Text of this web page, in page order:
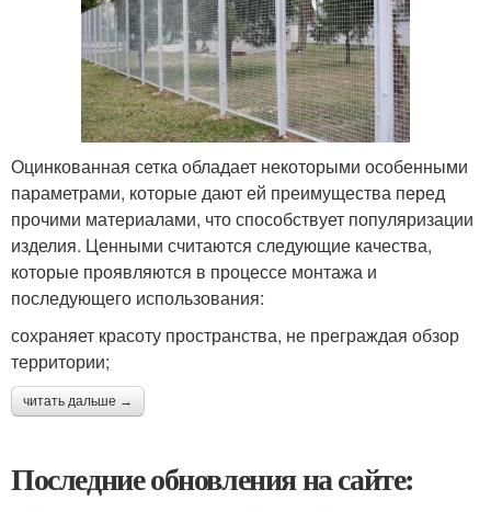
Оцинкованная сетка обладает некоторыми особенными
параметрами, которые дают ей преимущества перед
прочими материалами, что способствует популяризации
изделия. Ценными считаются следующие качества,
которые проявляются в процессе монтажа и
последующего использования:
сохраняет красоту пространства, не преграждая обзор
территории;
читать дальше →
Последние обновления на сайте: